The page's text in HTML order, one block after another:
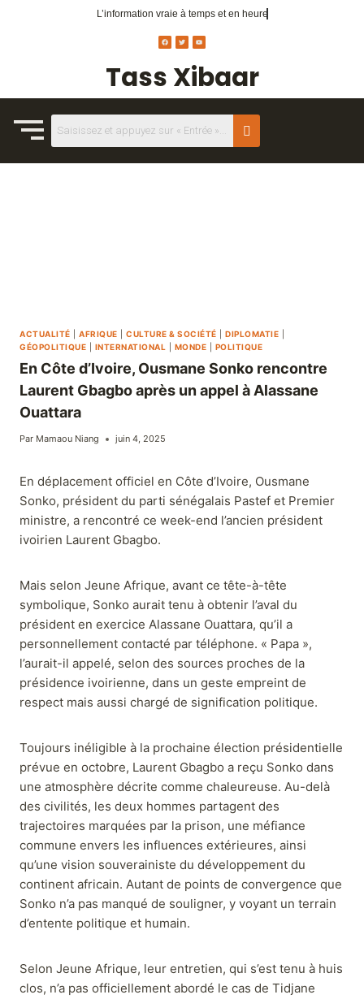
Tass Xibaar
L’information vraieà temps et en heure
ACTUALITÉ AFRIQUE CULTURE & SOCIÉTÉ DIPLOMATIE
GÉOPOLITIQUE
INTERNATIONAL MONDE POLITIQUE
En Côte d’Ivoire, Ousmane Sonko rencontre
Laurent Gbagbo après un appel à Alassane
Ouattara
Par Mamaou Niang juin 4, 2025
En déplacement officiel en Côte d’Ivoire, Ousmane
Sonko, président du parti sénégalais Pastef et Premier
ministre, a rencontré ce week-end l’ancien président
ivoirien Laurent Gbagbo.
Mais selon Jeune Afrique, avant ce tête-à-tête
symbolique, Sonko aurait tenu à obtenir l’aval du
président en exercice Alassane Ouattara, qu’il a
personnellement contacté par téléphone. « Papa »,
l’aurait-il appelé, selon des sources proches de la
présidence ivoirienne, dans un geste empreint de
respect mais aussi chargé de signification politique.
Toujours inéligible à la prochaine élection présidentielle
prévue en octobre, Laurent Gbagbo a reçu Sonko dans
une atmosphère décrite comme chaleureuse. Au-delà
des civilités, les deux hommes partagent des
trajectoires marquées par la prison, une méfiance
commune envers les influences extérieures, ainsi
qu’une vision souverainiste du développement du
continent africain. Autant de points de convergence que
Sonko n’a pas manqué de souligner, y voyant un terrain
d’entente politique et humain.
Selon Jeune Afrique, leur entretien, qui s’est tenu à huis
clos, n’a pas officiellement abordé le cas de Tidjane